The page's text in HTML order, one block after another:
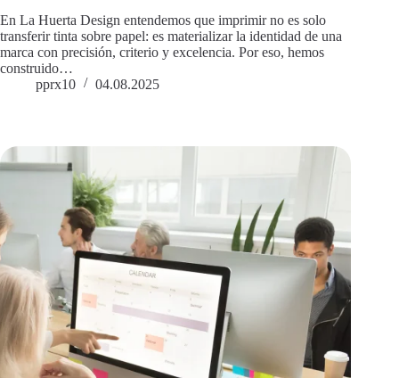
En La Huerta Design entendemos que imprimir no es solo
transferir tinta sobre papel: es materializar la identidad de una
marca con precisión, criterio y excelencia. Por eso, hemos
construido…
pprx10
04.08.2025